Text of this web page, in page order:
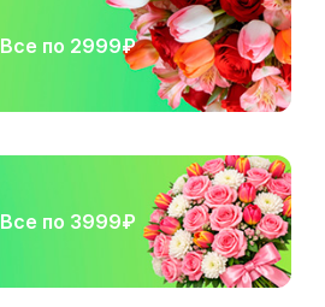
Все по 2999₽
Все по 3999₽